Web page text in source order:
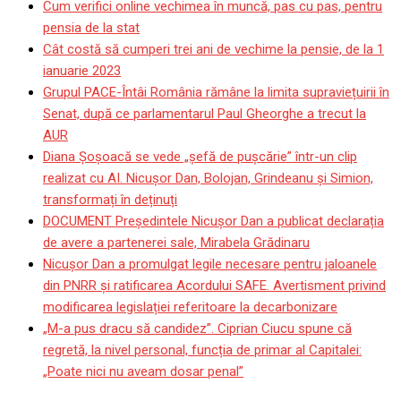
Cum verifici online vechimea în muncă, pas cu pas, pentru
pensia de la stat
Cât costă să cumperi trei ani de vechime la pensie, de la 1
ianuarie 2023
Grupul PACE-Întâi România rămâne la limita supraviețuirii în
Senat, după ce parlamentarul Paul Gheorghe a trecut la
AUR
Diana Șoșoacă se vede „șefă de pușcărie” într-un clip
realizat cu AI. Nicușor Dan, Bolojan, Grindeanu și Simion,
transformați în deținuți
DOCUMENT Președintele Nicușor Dan a publicat declarația
de avere a partenerei sale, Mirabela Grădinaru
Nicușor Dan a promulgat legile necesare pentru jaloanele
din PNRR și ratificarea Acordului SAFE. Avertisment privind
modificarea legislației referitoare la decarbonizare
„M-a pus dracu să candidez”. Ciprian Ciucu spune că
regretă, la nivel personal, funcția de primar al Capitalei:
„Poate nici nu aveam dosar penal”